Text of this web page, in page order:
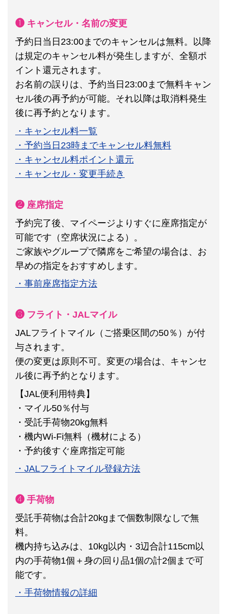
❶ キャンセル・名前の変更
予約日当日23:00までのキャンセルは無料。以降
は規定のキャンセル料が発生しますが、全額ポ
イント還元されます。
お名前の誤りは、予約当日23:00まで無料キャン
セル後の再予約が可能。それ以降は取消料発生
後に再予約となります。
・キャンセル料一覧
・予約当日23時までキャンセル料無料
・キャンセル料ポイント還元
・キャンセル・変更手続き
❷ 座席指定
予約完了後、マイページよりすぐに座席指定が
可能です（空席状況による）。
ご家族やグループで隣席をご希望の場合は、お
早めの指定をおすすめします。
・事前座席指定方法
❸ フライト・JALマイル
JALフライトマイル（ご搭乗区間の50％）が付
与されます。
便の変更は原則不可。 変更の場合は、キャンセ
ル後に再予約となります。
【JAL便利用特典】
・マイル50％付与
・受託手荷物20kg無料
・機内Wi-Fi無料（機材による）
・予約後すぐ座席指定可能
・JALフライトマイル登録方法
❹ 手荷物
受託手荷物は合計20kgまで個数制限なしで無
料。
機内持ち込みは、10kg以内・3辺合計115cm以
内の手荷物1個＋身の回り品1個の計2個まで可
能です。
・手荷物情報の詳細